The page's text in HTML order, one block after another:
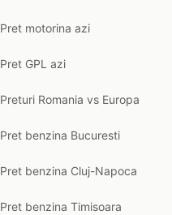
Pret motorina azi
Pret GPL azi
Preturi Romania vs Europa
Pret benzina Bucuresti
Pret benzina Cluj-Napoca
Pret benzina Timisoara